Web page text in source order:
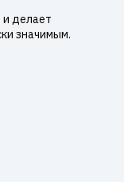
и делает
значимым.